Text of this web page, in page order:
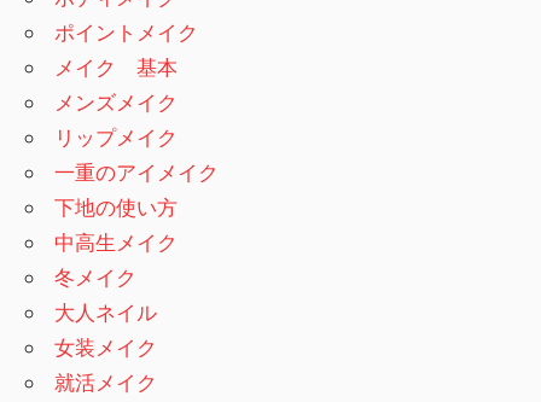
ポイントメイク
メイク 基本
メンズメイク
リップメイク
一重のアイメイク
下地の使い方
中高生メイク
冬メイク
大人ネイル
女装メイク
就活メイク